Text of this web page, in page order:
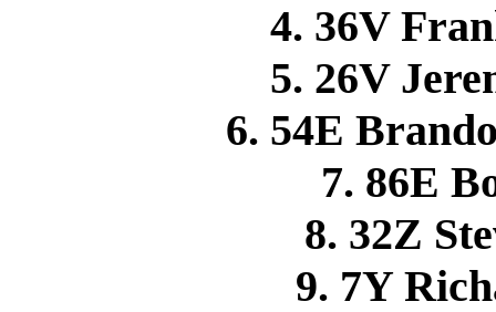
4. 36V
5. 26V
6. 54E
7. 86E
8. 32Z
9. 7Y